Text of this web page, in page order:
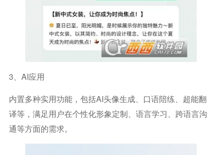
3、AI应用
内置多种实用功能，包括AI头像生成、口语陪练、超能翻
译等，满足用户在个性化形象定制、语言学习、跨语言沟
通等方面的需求。